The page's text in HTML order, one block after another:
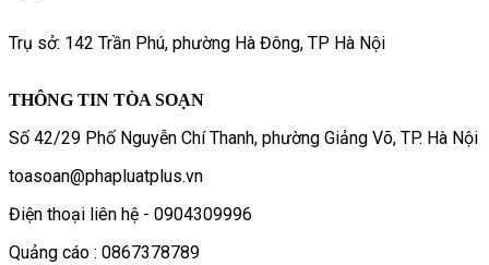
Trụ sở: 142 Trần Phú, phường Hà Đông, TP Hà Nội
THÔNG TIN TÒA SOẠN
Số 42/29 Phố Nguyễn Chí Thanh, phường Giảng Võ, TP. Hà Nội
toasoan@phapluatplus.vn
Điện thoại liên hệ - 0904309996
Quảng cáo : 0867378789